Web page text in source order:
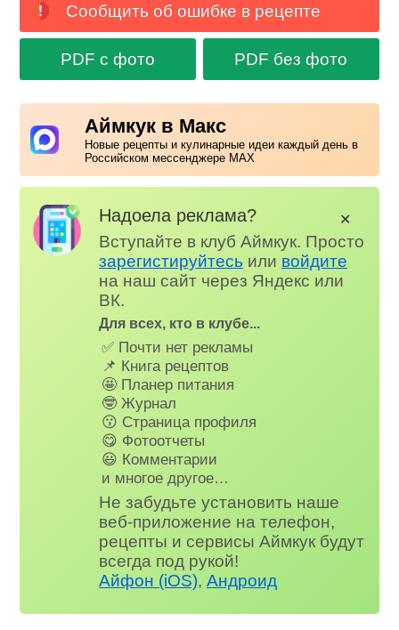
Сообщить об ошибке в рецепте
PDF с фото PDF без фото
Аймкук в Макс
Новые рецепты и кулинарные идеи каждый день в
Российском мессенджере MAX
Надоела реклама?
Вступайте в клуб Аймкук. Просто
зарегистируйтесь или войдите
на наш сайт через Яндекс или
ВК.
Для всех, кто в клубе...
✅ Почти нет рекламы
📌 Книга рецептов
🤩 Планер питания
🤓 Журнал
😗 Страница профиля
😋 Фотоотчеты
😃 Комментарии
и многое другое…
Не забудьте установить наше
веб-приложение на телефон,
рецепты и сервисы Аймкук будут
всегда под рукой!
Айфон (iOS),Андроид
✕